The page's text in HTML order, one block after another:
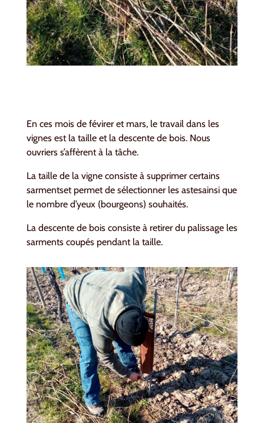
En ces mois de févirer et mars, le travail dans les
vignes est la taille et la descente de bois. Nous
ouvriers s’affèrent à la tâche.
La taille de la vigne consiste à supprimer certains
sarmentset permet de sélectionner les astesainsi que
le nombre d’yeux (bourgeons) souhaités.
La descente de bois consiste à retirer du palissage les
sarments coupés pendant la taille.